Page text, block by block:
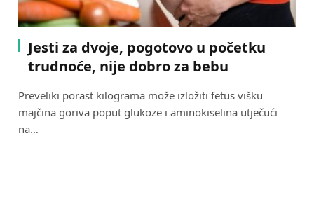
Jesti za dvoje, pogotovo u početku
trudnoće, nije dobro za bebu
Preveliki porast kilograma može izložiti fetus višku
majčina goriva poput glukoze i aminokiselina utječući
na…